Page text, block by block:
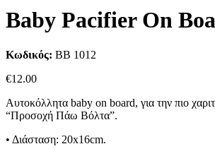
Baby Pacifier On
Κωδικός: BB 1012
€12.00
Aυτοκόλλητα baby on board, για την πιο
“Προσοχή Πάω Βόλτα”.
• Διάσταση: 20x16cm.